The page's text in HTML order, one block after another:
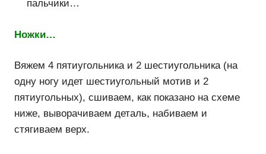
пальчики…
Ножки…
Вяжем 4 пятиугольника и 2 шестиугольника (на
одну ногу идет шестиугольный мотив и 2
пятиугольных), сшиваем, как показано на схеме
ниже, выворачиваем деталь, набиваем и
стягиваем верх.